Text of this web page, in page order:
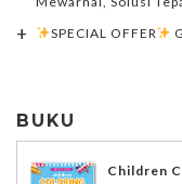
SPECIAL OFFER
BUKU
Children